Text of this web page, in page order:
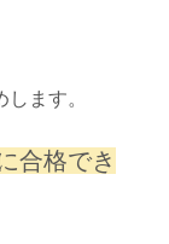
ます。
合格でき